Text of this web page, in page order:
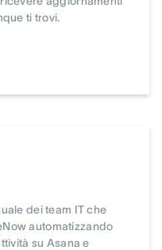
ti trovi.
dei team IT che
automatizzando
su Asana e